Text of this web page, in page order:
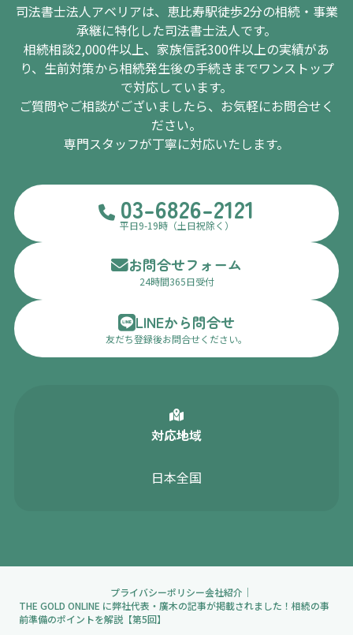
司法書士法人アベリアは、恵比寿駅徒歩2分の相続・事業
承継に特化した司法書士法人です。
相続相談2,000件以上、家族信託300件以上の実績があ
り、生前対策から相続発生後の手続きまでワンストップ
で対応しています。
ご質問やご相談がございましたら、お気軽にお問合せく
ださい。
専門スタッフが丁寧に対応いたします。
03-6826-2121
平日9-19時（土日祝除く）
お問合せフォーム
24時間365日受付
LINEから問合せ
友だち登録後お問合せください。
対応地域
日本全国
プライバシーポリシー会社紹介
THE GOLD ONLINE に弊社代表・廣木の記事が掲載されました！相続の事
前準備のポイントを解説【第5回】